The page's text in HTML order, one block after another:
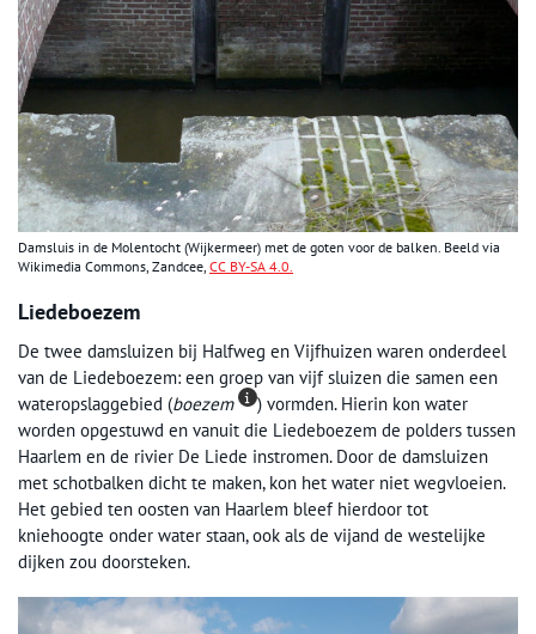
Damsluis in de Molentocht (Wijkermeer) met de goten voor de balken. Beeld via
Wikimedia Commons, Zandcee, CC BY-SA 4.0.
Liedeboezem
De twee damsluizen bij Halfweg en Vijfhuizen waren onderdeel
van de Liedeboezem: een groep van vijf sluizen die samen een
wateropslaggebied (boezem
) vormden. Hierin kon water
worden opgestuwd en vanuit die Liedeboezem de polders tussen
Haarlem en de rivier De Liede instromen. Door de damsluizen
met schotbalken dicht te maken, kon het water niet wegvloeien.
Het gebied ten oosten van Haarlem bleef hierdoor tot
kniehoogte onder water staan, ook als de vijand de westelijke
dijken zou doorsteken.